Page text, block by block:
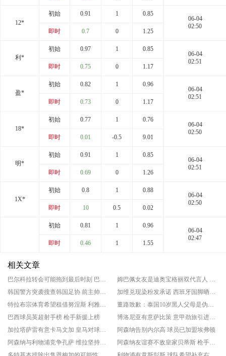
12*
初始 0.91 1 0.85
06-04
02:50
即时 0.7 0 1.25
利*
初始 0.97 1 0.85
06-04
02:51
即时 0.75 0 1.17
盈*
初始 0.82 1 0.96
06-04
02:51
即时 0.73 0 1.17
18*
初始 0.77 1 0.76
06-04
02:50
即时 0.01 -0.5 9.01
明*
初始 0.91 1 0.85
06-04
02:51
即时 0.69 0 1.26
1X*
初始 0.8 1 0.88
06-04
02:50
即时 10 0.5 0.02
初始 0.81 1 0.96
06-04
02:47
即时 0.46 1 1.55
相关文章
巴尔科拉转会可能拖到最后时刻 巴黎圣日耳曼坚持高价立场
姆巴佩女友是迪奥宝格丽双代言人 法国球星正式公开恋情
韩国警方突袭搜查韩国足协 前主帅洪明甫此前遭传唤
加维兑现染粉发承诺 西班牙国脚晒出新造型
特拉布宗体育希望租借努涅斯 利雅得新月愿意让球员离开
董路致歉：泰国10岁黑人父母是伪造的 其年龄也造假
巴西球员英超射手榜 枪手新援上榜
博洛尼亚有意萨比策 意甲劲旅引进球员难度较大
加拉塔萨雷有意卡马文加 皇马对球员离开持开放态度
阿森纳告别内尔高 球员已加盟埃弗顿
阿森纳与利物浦竞争孔萨 维拉坚持高价
阿森纳友谊赛不敌皇家贝蒂斯 枪手遭遇季前赛首败